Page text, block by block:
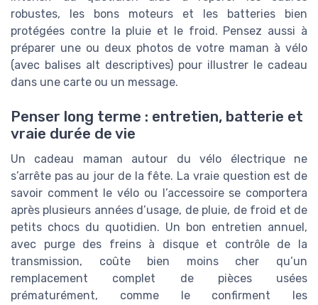
robustes, les bons moteurs et les batteries bien
protégées contre la pluie et le froid. Pensez aussi à
préparer une ou deux photos de votre maman à vélo
(avec balises alt descriptives) pour illustrer le cadeau
dans une carte ou un message.
Penser long terme : entretien, batterie et
vraie durée de vie
Un cadeau maman autour du vélo électrique ne
s’arrête pas au jour de la fête. La vraie question est de
savoir comment le vélo ou l’accessoire se comportera
après plusieurs années d’usage, de pluie, de froid et de
petits chocs du quotidien. Un bon entretien annuel,
avec purge des freins à disque et contrôle de la
transmission, coûte bien moins cher qu’un
remplacement complet de pièces usées
prématurément, comme le confirment les